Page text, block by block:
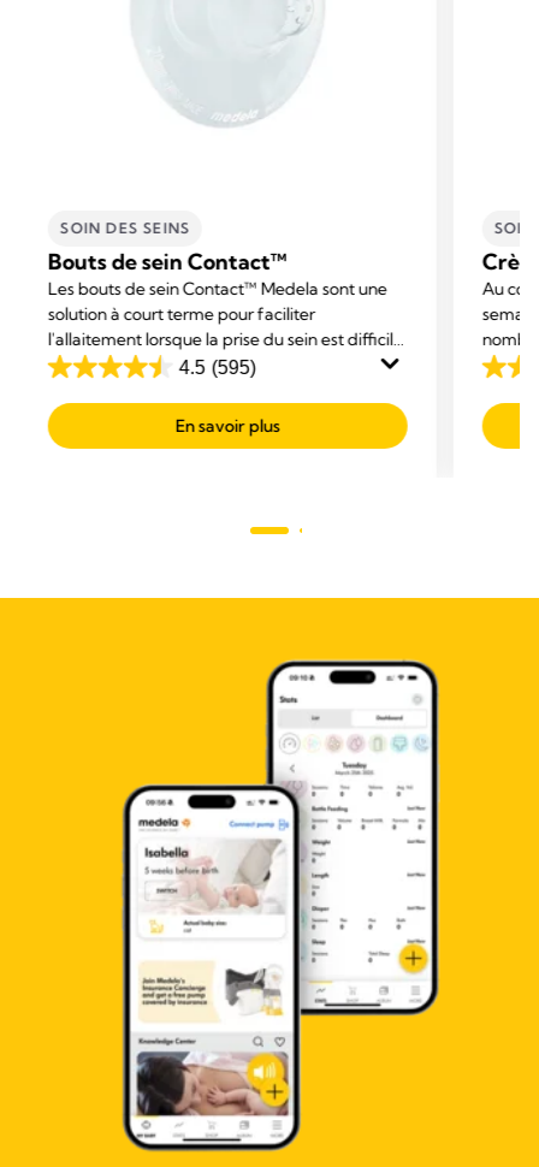
SOIN DES SEINS
Bouts de sein Contact™
Les bouts de sein Contact™ Medela sont une
solution à court terme pour faciliter
l'allaitement lorsque la prise du sein est difficile
ou douloureuse, car ils protègent les mamelons
plus facilement.
4.5 (595)
4.5
out
of
En savoir plus
SOIN
Au
4.6
out
of